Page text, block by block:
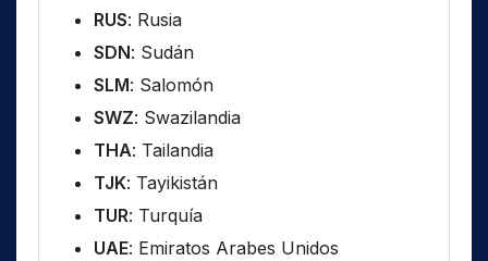
RUS: Rusia
SDN: Sudán
SLM: Salomón
SWZ: Swazilandia
THA: Tailandia
TJK: Tayikistán
TUR: Turquía
UAE: Emiratos Arabes Unidos